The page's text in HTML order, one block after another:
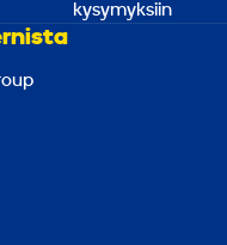
kysymyksiin